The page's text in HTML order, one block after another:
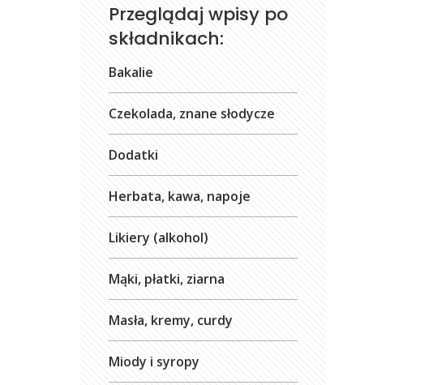
Przeglądaj wpisy po
składnikach:
Bakalie
Czekolada, znane słodycze
Dodatki
Herbata, kawa, napoje
Likiery (alkohol)
Mąki, płatki, ziarna
Masła, kremy, curdy
Miody i syropy